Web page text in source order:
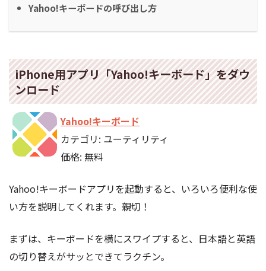
Yahoo!キーボードの呼び出し方
iPhone用アプリ「Yahoo!キーボード」をダウ
ンロード
Yahoo!キーボード
カテゴリ: ユーティリティ
価格: 無料
Yahoo!キーボードアプリを起動すると、いろいろ便利な使
い方を説明してくれます。親切！
まずは、キーボードを横にスワイプすると、日本語と英語
の切り替えがサッとできてラクチン。